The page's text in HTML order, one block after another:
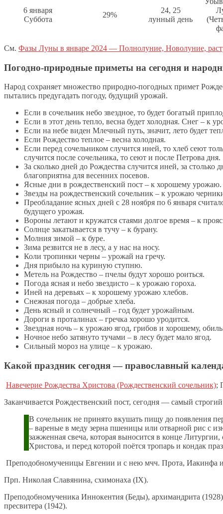
6 января
Суббота
29%
24, 25
лунный день
См. Фазы Луны в январе 2024 — Полнолуние, Новолуние,
Погодно-природные приметы на сегодня и
Народ сохраняет множество природно-погодных примет
пытались предугадать погоду, будущий урожай.
Если в сочельник небо звездное, то будет богатый
Если в этот день тепло, весна будет холодная. Снег – к
Если на небе виден Млечный путь, значит, лето будет
Если Рождество теплое – весна холодная.
Если перед сочельником случится иней, то хлеб сеют
случится после сочельника, то сеют и после Петрова дня.
За сколько дней до Рождества случится иней, за столько
благоприятна для весенних посевов.
Ясные дни в рождественский пост – к хорошему урожаю.
Звезды на рождественский сочельник – к урожаю
Преобладание ясных дней с 28 ноября по 6 января
будущего урожая.
Вороны летают и кружатся стаями долгое время – к
Солнце закатывается в тучу – к бурану.
Молния зимой – к буре.
Зима резвится не в лесу, а у нас на носу.
Коли тропинки черны – урожай на гречу.
Дня прибыло на куриную ступню.
Метель на Рождество – пчелы будут хорошо роиться.
Погода ясная и небо звездисто – к урожаю гороха.
Иней на деревьях – к хорошему урожаю хлебов.
Снежная погода – добрые хлеба.
День ясный и солнечный – год будет урожайным.
Дороги в проталинах – гречка хорошо уродится.
Звездная ночь – к урожаю ягод, грибов и хорошему,
Ночное небо затянуто тучами – в лесу будет мало ягод.
Сильный мороз на улице – к урожаю.
Какой праздник сегодня — православный
Навечерие Рождества Христова (Рождественский сочельник);
Заканчивается Рождественский пост, сегодня — самый
В сочельник не принято вкушать пищу до появления
– вареные в меду зерна пшеницы или отварной рис с
зажженная свеча, которая выносится в конце
Христова, и перед которой поётся тропарь и кондак
Преподобномученицы Евгении и с нею мчч. Прота, Иакинфа
Прп. Николая Славянина, схимонаха (IX).
Преподобномученика Иннокентия (Беды), архимандрита
пресвитера (1942).